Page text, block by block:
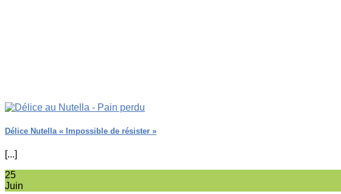
Délice Nutella « Impossible de résister »
[...]
25
Juin